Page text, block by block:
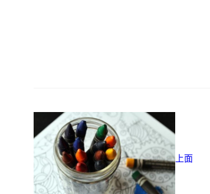
上面